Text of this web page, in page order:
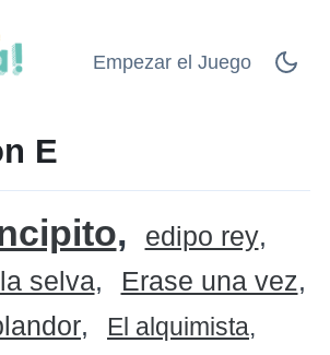
Empezar el Juego
E
edipo rey
selva
Erase una vez
El alquimista